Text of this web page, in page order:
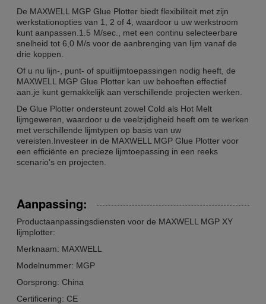
De MAXWELL MGP Glue Plotter biedt flexibiliteit met zijn
werkstationopties van 1, 2 of 4, waardoor u uw werkstroom
kunt aanpassen.1.5 M/sec., met een continu selecteerbare
snelheid tot 6,0 M/s voor de aanbrenging van lijm vanaf de
drie koppen.
Of u nu lijn-, punt- of spuitlijmtoepassingen nodig heeft, de
MAXWELL MGP Glue Plotter kan uw behoeften effectief
aan.je kunt gemakkelijk aan verschillende projecten werken.
De Glue Plotter ondersteunt zowel Cold als Hot Melt
lijmgeweren, waardoor u de veelzijdigheid heeft om te werken
met verschillende lijmtypen op basis van uw
vereisten.Investeer in de MAXWELL MGP Glue Plotter voor
een efficiënte en precieze lijmtoepassing in een reeks
scenario's en projecten.
Aanpassing:
Productaanpassingsdiensten voor de MAXWELL MGP XY
lijmplotter:
Merknaam: MAXWELL
Modelnummer: MGP
Oorsprong: China
Certificering: CE